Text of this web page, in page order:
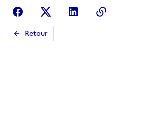
FacebookX (anciennement Twitter)
Linkedin
Retour